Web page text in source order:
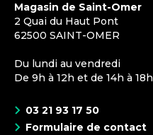
Magasin de Saint-Omer
2 Quai du Haut Pont
62500 SAINT-OMER
Du lundi au vendredi
De 9h à 12h et de 14h à 18h
03 21 93 17 50
Formulaire de contact